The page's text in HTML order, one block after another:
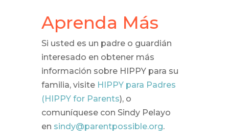
Aprenda Más
Si usted es un padre o guardián
interesado en obtener más
información sobre HIPPY para su
familia, visite HIPPY para Padres
(HIPPY for Parents), o
comuníquese con Sindy Pelayo
en sindy@parentpossible.org.